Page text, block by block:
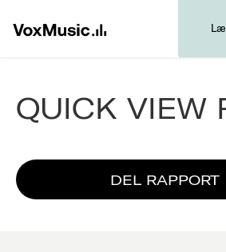
QUICK VIEW
DEL RAPPORT